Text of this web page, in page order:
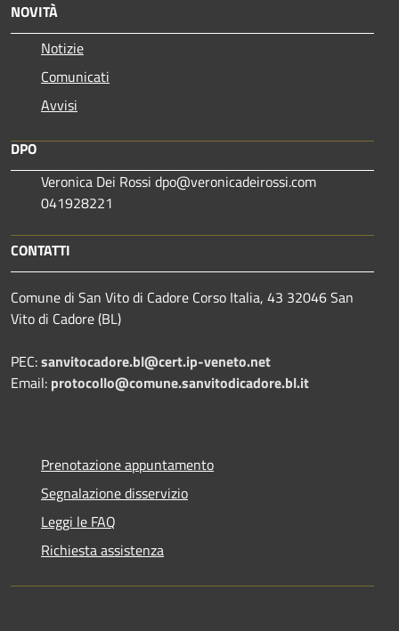
NOVITÀ
Notizie
Comunicati
Avvisi
DPO
Veronica Dei Rossi dpo@veronicadeirossi.com
041928221
CONTATTI
Comune di San Vito di Cadore Corso Italia, 43 32046 San
Vito di Cadore (BL)
PEC:sanvitocadore.bl@cert.ip-veneto.net
Email: protocollo@comune.sanvitodicadore.bl.it
Prenotazione appuntamento
Segnalazione disservizio
Leggi le FAQ
Richiesta assistenza